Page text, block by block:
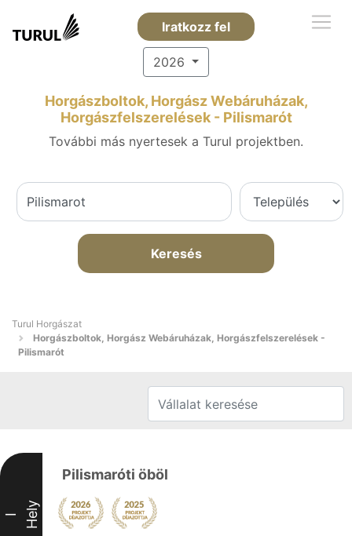
Iratkozz fel
2026
Horgászboltok, Horgász Webáruházak,
Horgászfelszerelések - Pilismarót
További más nyertesek a Turul projektben.
Keresés
Turul Horgászat
Horgászboltok, Horgász Webáruházak, Horgászfelszerelések -
Pilismarót
I Hely
Pilismaróti öböl